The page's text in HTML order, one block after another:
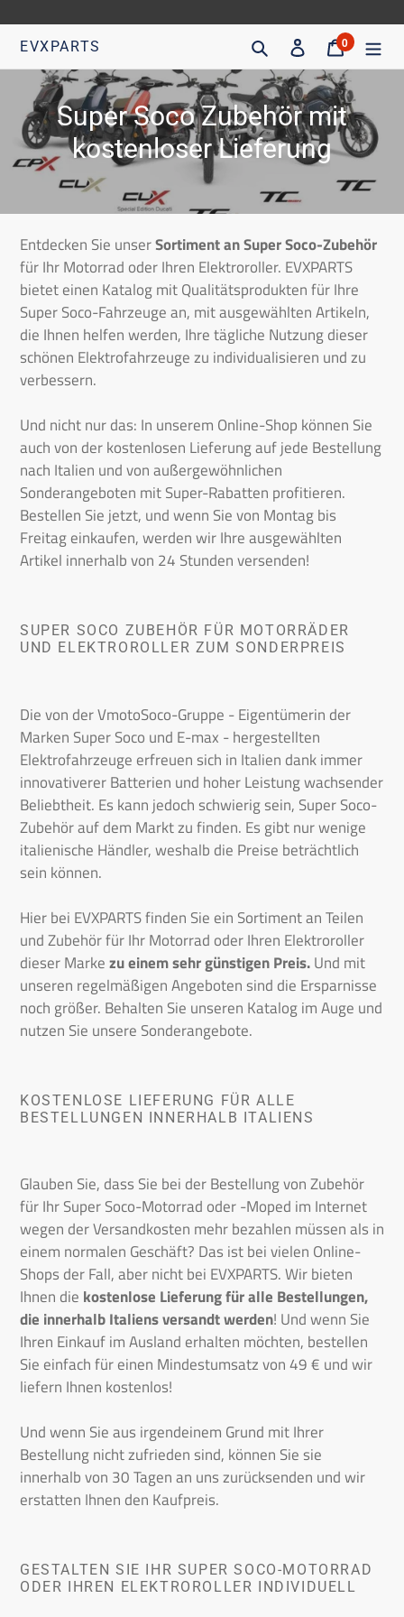
zum
Inhalt
gehen
EVXPARTS Suche Eintragen
Trolley
0Artikel
K
o
l
l
e
k
t
i
o
:
Super Soco Zubehör mit
kostenloser Lieferung
Entdecken Sie unserSortiment an Super Soco-Zubehör
für Ihr Motorrad oder Ihren Elektroroller. EVXPARTS
bietet einen Katalog mit Qualitätsprodukten für Ihre
Super Soco-Fahrzeuge an, mit ausgewählten Artikeln,
die Ihnen helfen werden, Ihre tägliche Nutzung dieser
schönen Elektrofahrzeuge zu individualisieren und zu
verbessern.
Und nicht nur das: In unserem Online-Shop können Sie
auch von der kostenlosen Lieferung auf jede Bestellung
nach Italien und von außergewöhnlichen
Sonderangeboten mit Super-Rabatten profitieren.
Bestellen Sie jetzt, und wenn Sie von Montag bis
Freitag einkaufen, werden wir Ihre ausgewählten
Artikel innerhalb von 24 Stunden versenden!
SUPER SOCO ZUBEHÖR FÜR MOTORRÄDER
UND ELEKTROROLLER ZUM SONDERPREIS
Die von der VmotoSoco-Gruppe - Eigentümerin der
Marken Super Soco und E-max - hergestellten
Elektrofahrzeuge erfreuen sich in Italien dank immer
innovativerer Batterien und hoher Leistung wachsender
Beliebtheit. Es kann jedoch schwierig sein, Super Soco-
Zubehör auf dem Markt zu finden. Es gibt nur wenige
italienische Händler, weshalb die Preise beträchtlich
sein können.
Hier bei EVXPARTS finden Sie ein Sortiment an Teilen
und Zubehör für Ihr Motorrad oder Ihren Elektroroller
dieser Markezu einem sehr günstigen Preis.Und mit
unseren regelmäßigen Angeboten sind die Ersparnisse
noch größer. Behalten Sie unseren Katalog im Auge und
nutzen Sie unsere Sonderangebote.
KOSTENLOSE LIEFERUNG FÜR ALLE
BESTELLUNGEN INNERHALB ITALIENS
Glauben Sie, dass Sie bei der Bestellung von Zubehör
für Ihr Super Soco-Motorrad oder -Moped im Internet
wegen der Versandkosten mehr bezahlen müssen als in
einem normalen Geschäft? Das ist bei vielen Online-
Shops der Fall, aber nicht bei EVXPARTS. Wir bieten
Ihnen die kostenlose Lieferung für alle Bestellungen,
die innerhalb Italiens versandt werden! Und wenn Sie
Ihren Einkauf im Ausland erhalten möchten, bestellen
Sie einfach für einen Mindestumsatz von 49 € und wir
liefern Ihnen kostenlos!
Und wenn Sie aus irgendeinem Grund mit Ihrer
Bestellung nicht zufrieden sind, können Sie sie
innerhalb von 30 Tagen an uns zurücksenden und wir
erstatten Ihnen den Kaufpreis.
GESTALTEN SIE IHR SUPER SOCO-MOTORRAD
ODER IHREN ELEKTROROLLER INDIVIDUELL